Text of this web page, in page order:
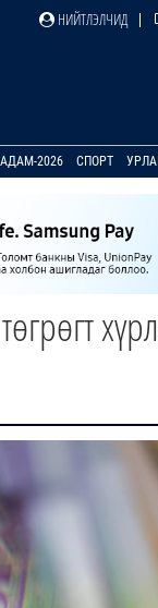
НИЙТЛЭЛЧИД
2026 СПОРТ